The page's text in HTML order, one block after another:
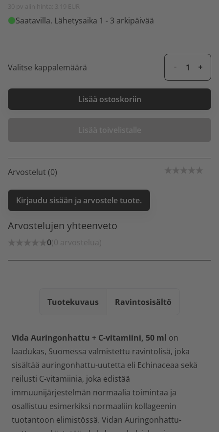
30 pv alin hinta: 3,19 EUR
Saatavilla. Lähetysaika 1 - 3 arkipäivää
Valitse kappalemäärä
Lisää ostoskoriin
Lisää toivelistalle
Arvostelut (0)
Kirjaudu sisään ja arvostele tuote.
Arvostelujen yhteenveto
0(0 arvostelua)
Tuotekuvaus Ravintosisältö
Vida Auringonhattu + C-vitamiini, 50 ml on
laadukas, Suomessa valmistettu ravintolisä, joka
sisältää auringonhattu-uutetta eli Echinaceaa sekä
reilusti C-vitamiinia, joka edistää
immuunijärjestelmän normaalia toimintaa ja
osallistuu esimerkiksi normaaliin kollageenin
tuotantoon elimistössä. Vidan Auringonhattu-